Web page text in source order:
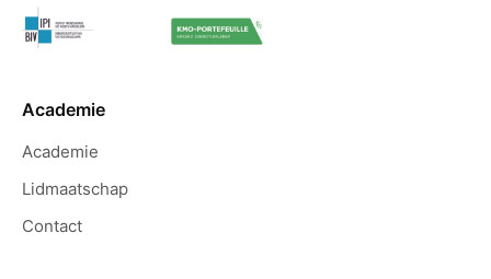
Academie
Academie
Lidmaatschap
Contact